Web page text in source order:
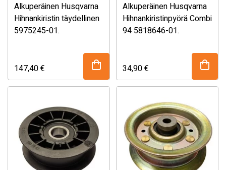
Alkuperäinen Husqvarna
Hihnankiristin täydellinen
5975245-01.
täydellinen
varaosanumerolla
Mikäli olet epävarma
kysy myymälästämme!
147,40€
Alkuperäinen Husqvarna
Hihnankiristinpyörä Combi
94 5818646-01.
Combi 94 leikkuupöytään
jota käytetään esim.
R214TC
Katso sopivuustaulukko
alhaalta!
Mikäli olet epävarma
kysy myymälästämme!
34,90€